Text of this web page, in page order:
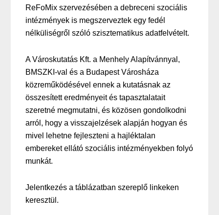
ReFoMix szervezésében a debreceni szociális
intézmények is megszerveztek egy fedél
nélküliségről szóló szisztematikus adatfelvételt.
A Városkutatás Kft. a Menhely Alapítvánnyal,
BMSZKI-val és a Budapest Városháza
közreműködésével ennek a kutatásnak az
összesített eredményeit és tapasztalatait
szeretné megmutatni, és közösen gondolkodni
arról, hogy a visszajelzések alapján hogyan és
mivel lehetne fejleszteni a hajléktalan
embereket ellátó szociális intézményekben folyó
munkát.
Jelentkezés a táblázatban szereplő linkeken
keresztül.